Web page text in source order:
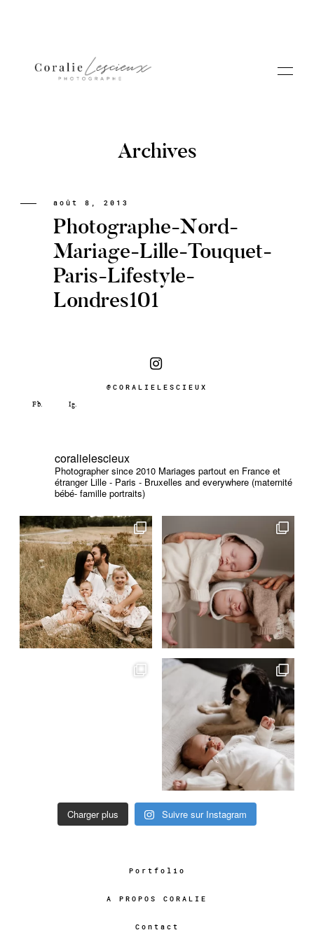
Portfolio
A PROPOS CORALIE
Contact
Archives
août 8, 2013
Photographe-Nord-
Mariage-Lille-Touquet-
Paris-Lifestyle-
Londres101
@CORALIELESCIEUX
coralielescieux
Photographer since 2010 Mariages partout en France et
étranger Lille - Paris - Bruxelles and everywhere (maternité
bébé- famille portraits)
Charger plus Suivre sur Instagram
Portfolio
A PROPOS CORALIE
Contact